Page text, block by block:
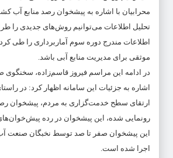
محرابیان با اشاره به پیشخوان رصد منابع آب
تحلیل اطلاعات می‌توانیم روش‌های جدیدی را
اطلاعات مندرج دوره سوم آماربرداری را طی
موثقی برای مدیریت منابع آبی باشد.
در ادامه این مراسم فیروز قاسم‌زاده،
اشاره به جزئیات این سامانه اظهار کرد: در
ارتقای سطح خدمت‌گزاری به مردم، پیشخوان
رونمایی شده، این پیشخوان در رده
این پیشخوان صفر تا صد توسط نخبگان صنعت
اجرا شده است.